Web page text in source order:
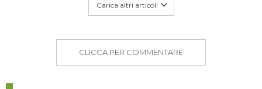
Carica altri articoli
CLICCA PER COMMENTARE